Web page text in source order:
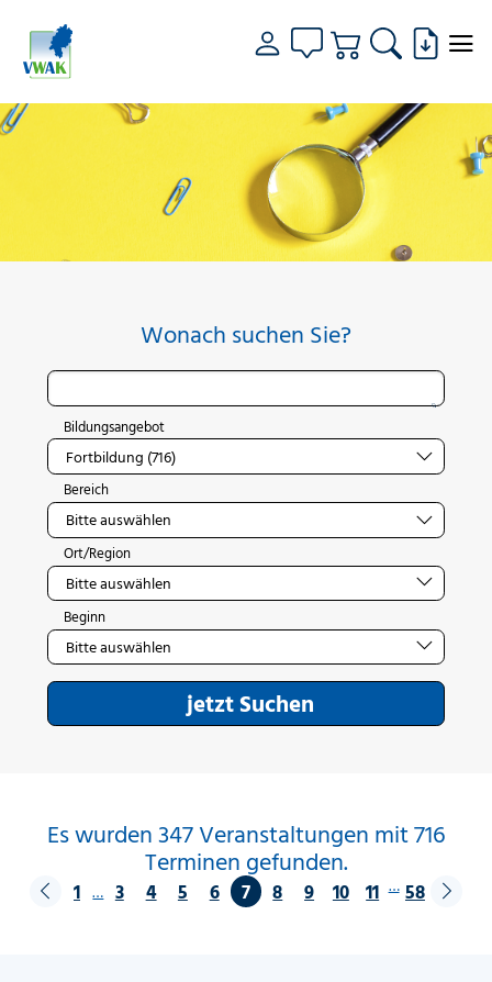
Wonach suchen Sie?
Bildungsangebot
Bereich
Ort/Region
Beginn
jetzt Suchen
Es wurden 347 Veranstaltungen mit 716
Terminen gefunden.
1 … 3 4 5 6 7 8 9 10 11 … 58